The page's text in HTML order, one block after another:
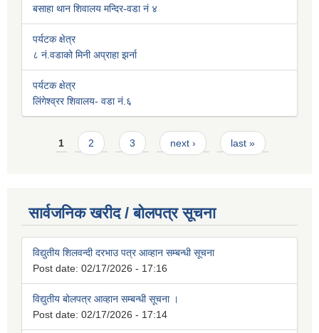
बसाहा थान शिवालय मन्दिर-वडा नं ४
पर्यटक क्षेत्र
८ नं.वडाको मिनी अप्राहा झर्ना
पर्यटक क्षेत्र
लिंगेश्व्रर शिवालय- वडा नं.६
Pages
1 2 3 next › last »
सार्वजनिक खरीद / बोलपत्र सूचना
विद्युतीय शिलवन्दी दरभाउ पत्र आव्हान सम्बन्धी सूचना
Post date: 02/17/2026 - 17:16
विद्युतीय बोलपत्र आव्हान सम्बन्धी सूचना ।
Post date: 02/17/2026 - 17:14